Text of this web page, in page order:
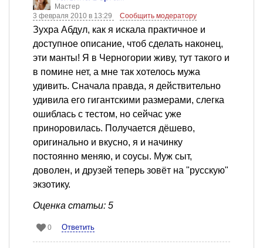
Мастер
3 февраля 2010 в 13:29
Сообщить модератору
Зухра Абдул, как я искала практичное и
доступное описание, чтоб сделать наконец,
эти манты! Я в Черногории живу, тут такого и
в помине нет, а мне так хотелось мужа
удивить. Сначала правда, я действительно
удивила его гигантскими размерами, слегка
ошиблась с тестом, но сейчас уже
приноровилась. Получается дёшево,
оригинально и вкусно, я и начинку
постоянно меняю, и соусы. Муж сыт,
доволен, и друзей теперь зовёт на "русскую"
экзотику.
Оценка статьи: 5
0 Ответить